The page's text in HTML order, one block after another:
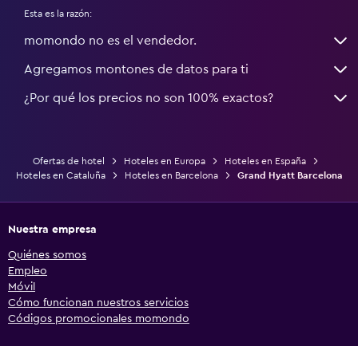
Esta es la razón:
momondo no es el vendedor.
Agregamos montones de datos para ti
¿Por qué los precios no son 100% exactos?
Ofertas de hotel Hoteles en Europa
Hoteles en España
Hoteles en Cataluña
Hoteles en Barcelona Grand Hyatt Barcelona
Nuestra empresa
Quiénes somos
Empleo
Móvil
Cómo funcionan nuestros servicios
Códigos promocionales momondo